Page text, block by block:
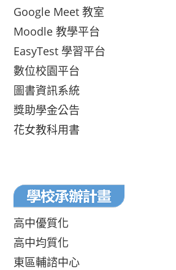
Google Meet 教室
Moodle 教學平台
EasyTest 學習平台
數位校園平台
圖書資訊系統
獎助學金公告
花女教科用書
高中優質化
高中均質化
東區輔諮中心